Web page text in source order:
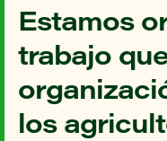
Estamos
trabajo
los